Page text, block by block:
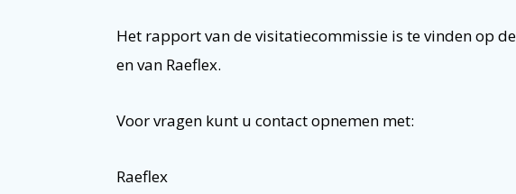
Het rapport van de visitatiecommissie is te vinden op
en van Raeflex.
Voor vragen kunt u contact opnemen met:
Raeflex